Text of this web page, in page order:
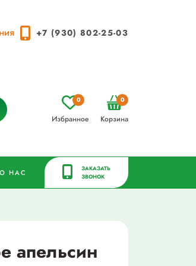
+7 (930) 802-25-03
Избранное
0
Корзина
0
О НАС
ЗАКАЗАТЬ
ЗВОНОК
апельсин